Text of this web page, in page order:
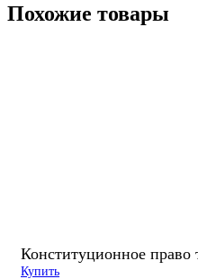
Похожие товары
Конституционное право
Купить